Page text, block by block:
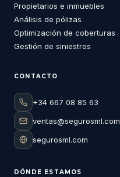
Propietarios e inmuebles
Análisis de pólizas
Optimización de coberturas
Gestión de siniestros
CONTACTO
+34 667 08 85 63
ventas@segurosml.com
segurosml.com
DÓNDE ESTAMOS